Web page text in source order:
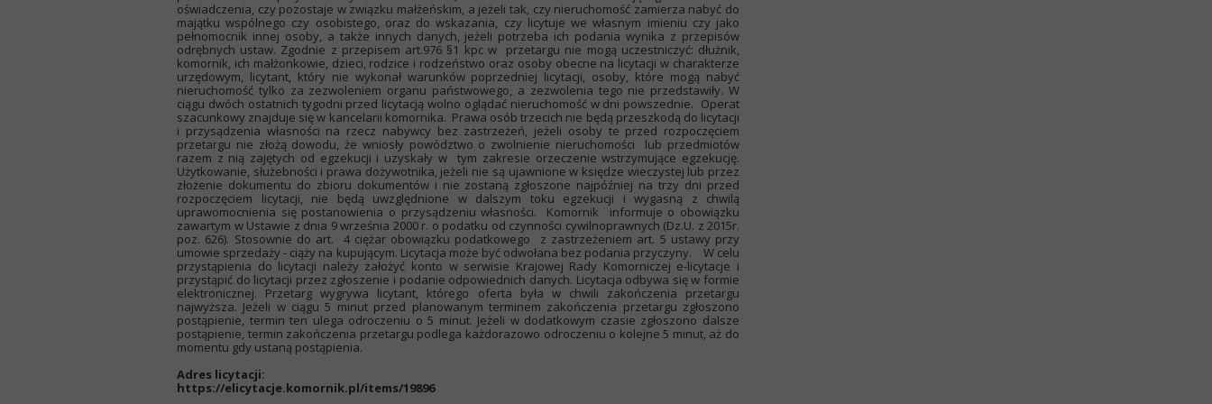
oświadczenia, czy pozostaje w związku małżeńskim, a jeżeli tak, czy nieruchomość zamierza nabyć do
majątku wspólnego czy osobistego, oraz do wskazania, czy licytuje we własnym imieniu czy jako
pełnomocnik innej osoby, a także innych danych, jeżeli potrzeba ich podania wynika z przepisów
odrębnych ustaw. Zgodnie z przepisem art.976 §1 kpc w przetargu nie mogą uczestniczyć: dłużnik,
komornik, ich małżonkowie, dzieci, rodzice i rodzeństwo oraz osoby obecne na licytacji w charakterze
urzędowym, licytant, który nie wykonał warunków poprzedniej licytacji, osoby, które mogą nabyć
nieruchomość tylko za zezwoleniem organu państwowego, a zezwolenia tego nie przedstawiły. W
ciągu dwóch ostatnich tygodni przed licytacją wolno oglądać nieruchomość w dni powszednie. Operat
szacunkowy znajduje się w kancelarii komornika. Prawa osób trzecich nie będą przeszkodą do licytacji
i przysądzenia własności na rzecz nabywcy bez zastrzeżeń, jeżeli osoby te przed rozpoczęciem
przetargu nie złożą dowodu, że wniosły powództwo o zwolnienie nieruchomości lub przedmiotów
razem z nią zajętych od egzekucji i uzyskały w tym zakresie orzeczenie wstrzymujące egzekucję.
Użytkowanie, służebności i prawa dożywotnika, jeżeli nie są ujawnione w księdze wieczystej lub przez
złożenie dokumentu do zbioru dokumentów i nie zostaną zgłoszone najpóźniej na trzy dni przed
rozpoczęciem licytacji, nie będą uwzględnione w dalszym toku egzekucji i wygasną z chwilą
uprawomocnienia się postanowienia o przysądzeniu własności. Komornik informuje o obowiązku
zawartym w Ustawie z dnia 9 września 2000 r. o podatku od czynności cywilnoprawnych (Dz.U. z 2015r.
poz. 626). Stosownie do art. 4 ciężar obowiązku podatkowego z zastrzeżeniem art. 5 ustawy przy
umowie sprzedaży - ciąży na kupującym. Licytacja może być odwołana bez podania przyczyny. W celu
przystąpienia do licytacji należy założyć konto w serwisie Krajowej Rady Komorniczej e-licytacje i
przystąpić do licytacji przez zgłoszenie i podanie odpowiednich danych. Licytacja odbywa się w formie
elektronicznej. Przetarg wygrywa licytant, którego oferta była w chwili zakończenia przetargu
najwyższa. Jeżeli w ciągu 5 minut przed planowanym terminem zakończenia przetargu zgłoszono
postąpienie, termin ten ulega odroczeniu o 5 minut. Jeżeli w dodatkowym czasie zgłoszono dalsze
postąpienie, termin zakończenia przetargu podlega każdorazowo odroczeniu o kolejne 5 minut, aż do
momentu gdy ustaną postąpienia.
Adres licytacji:
https://elicytacje.komornik.pl/items/19896